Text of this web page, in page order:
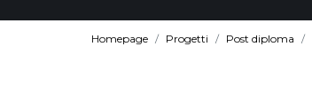
Homepage Progetti Post diploma